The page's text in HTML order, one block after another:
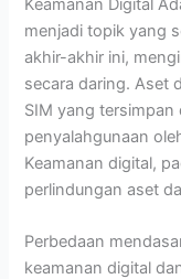
menjadi topik yang
akhir-akhir ini,
secara daring. Aset
SIM yang
penyalahgunaan
Keamanan digital,
perlindungan aset
Perbedaan
keamanan digital